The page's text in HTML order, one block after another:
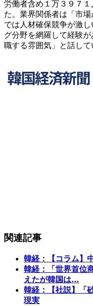
労働者含め１万３９７
た。業界関係者は「市
では人材確保競争が激
グ分野を網羅して経験
職する雰囲気」と話して
関連記事
韓経：【コラム】
韓経：「世界首位
えたが韓国は…
韓経：【社説】「
現実